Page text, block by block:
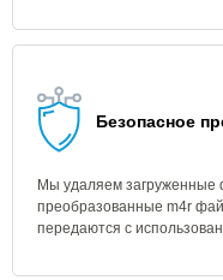
Безопасное
Мы удаляем загруженные
преобразованные m4r
передаются с